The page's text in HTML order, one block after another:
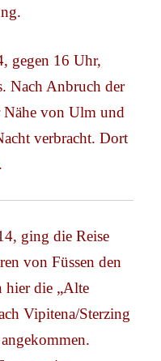
gegen 16 Uhr,
Nach Anbruch der
von Ulm und
verbracht. Dort
ging die Reise
von Füssen den
hier die „Alte
Vipitena/Sterzing